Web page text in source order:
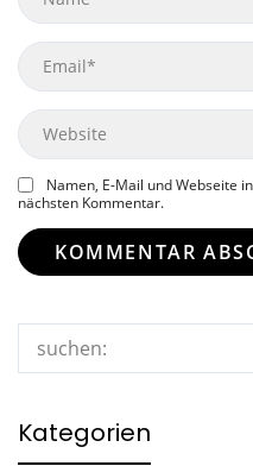
Email
Website
Namen, E-Mail und Webseite
nächsten Kommentar.
Search
Kategorien